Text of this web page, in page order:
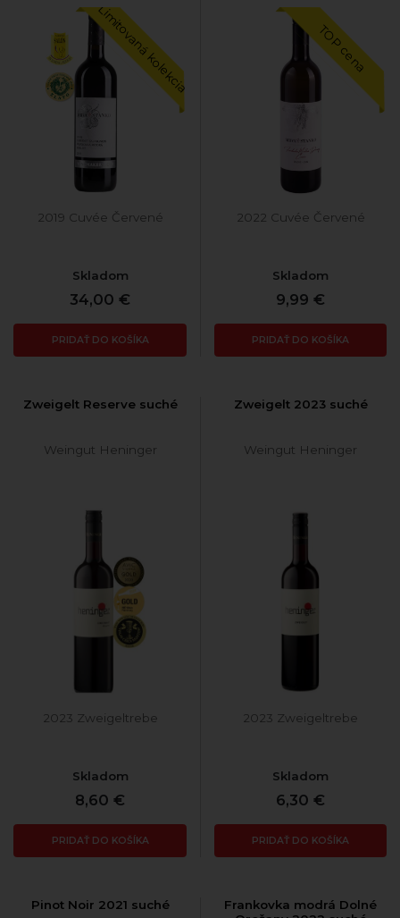
Limitovaná kolekcia
2019 Cuvée Červené
Skladom
34,00 €
PRIDAŤ DO KOŠÍKA
TOP cena
2022 Cuvée Červené
Skladom
9,99 €
PRIDAŤ DO KOŠÍKA
Zweigelt Reserve suché
Weingut Heninger
2023 Zweigeltrebe
Skladom
8,60 €
PRIDAŤ DO KOŠÍKA
Zweigelt 2023 suché
Weingut Heninger
2023 Zweigeltrebe
Skladom
6,30 €
PRIDAŤ DO KOŠÍKA
Pinot Noir 2021 suché
Frankovka modrá Dolné